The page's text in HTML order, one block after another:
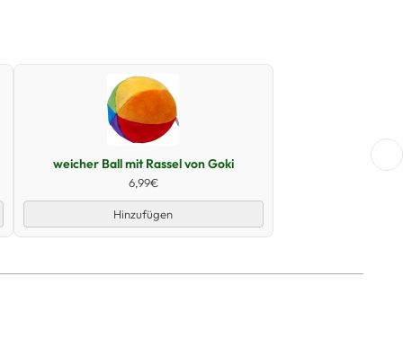
Schnellansicht
weicher Ball mit Rassel von Goki
6,99€
Hinzufügen